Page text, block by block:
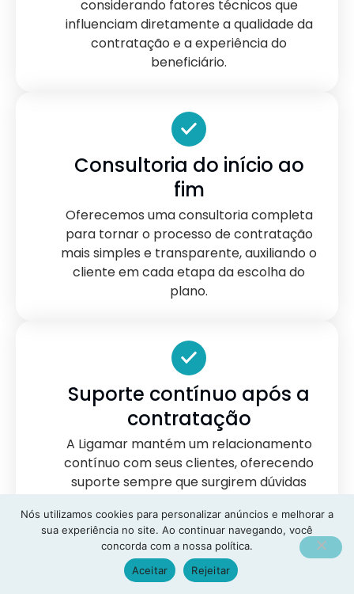
considerando fatores técnicos que
influenciam diretamente a qualidade da
contratação e a experiência do
beneficiário.
Consultoria do início ao
fim
Oferecemos uma consultoria completa
para tornar o processo de contratação
mais simples e transparente, auxiliando o
cliente em cada etapa da escolha do
plano.
Suporte contínuo após a
contratação
A Ligamar mantém um relacionamento
contínuo com seus clientes, oferecendo
suporte sempre que surgirem dúvidas
documentação ou demais questões
relacionadas ao plano de saúde.
Nós utilizamos cookies para personalizar anúncios e melhorar a
sua experiência no site. Ao continuar navegando, você
concorda com a nossa política.
Aceitar
Rejeitar